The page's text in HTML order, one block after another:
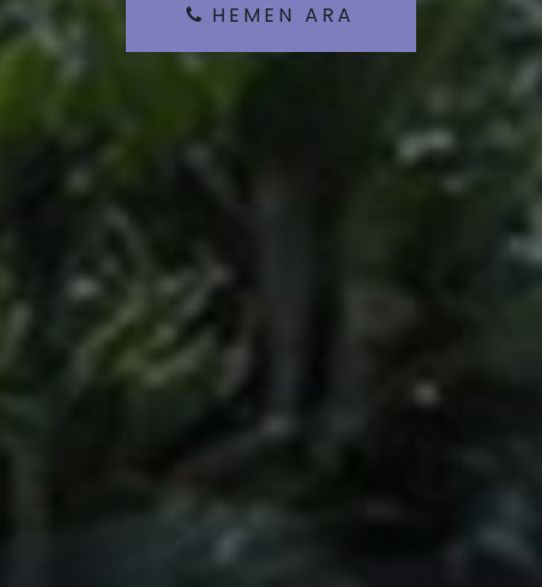
HEMEN ARA